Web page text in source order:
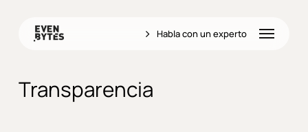
Habla con un experto Menu
Transparencia